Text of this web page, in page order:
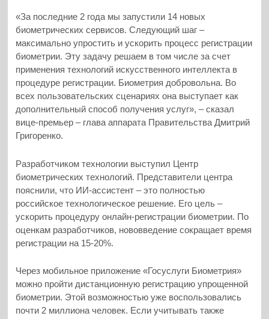
«За последние 2 года мы запустили 14 новых
биометрических сервисов. Следующий шаг –
максимально упростить и ускорить процесс регистрации
биометрии. Эту задачу решаем в том числе за счет
применения технологий искусственного интеллекта в
процедуре регистрации. Биометрия добровольна. Во
всех пользовательских сценариях она выступает как
дополнительный способ получения услуг», – сказал
вице-премьер – глава аппарата Правительства Дмитрий
Григоренко.
Разработчиком технологии выступил Центр
биометрических технологий. Представители центра
пояснили, что ИИ-ассистент – это полностью
российское технологическое решение. Его цель –
ускорить процедуру онлайн-регистрации биометрии. По
оценкам разработчиков, нововведение сокращает время
регистрации на 15-20%.
Через мобильное приложение «Госуслуги Биометрия»
можно пройти дистанционную регистрацию упрощенной
биометрии. Этой возможностью уже воспользовались
почти 2 миллиона человек. Если учитывать также